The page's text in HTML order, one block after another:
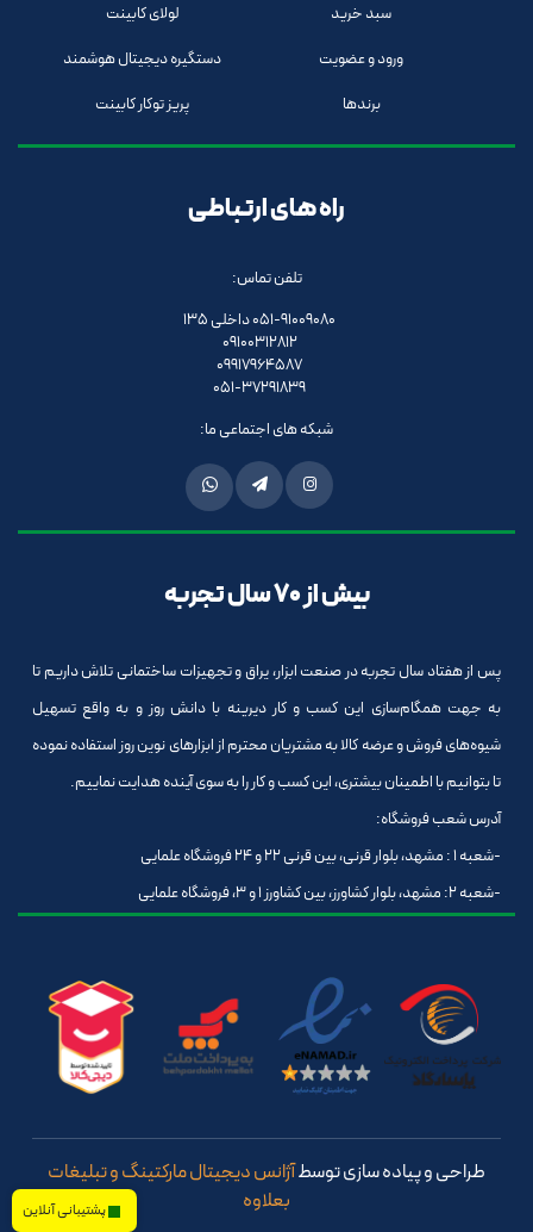
سبد خرید
ورود و عضویت
برندها
لولای کابینت
دستگیره دیجیتال هوشمند
پریز توکار کابینت
راه های ارتباطی
تلفن تماس:
051-91009080 داخلی 135
09100312812
09917964587
051-37291839
شبکه های اجتماعی ما:
بیش از 70 سال تجربه
پس از هفتاد سال تجربه در صنعت ابزار، یراق و تجهیزات ساختمانی تلاش داریم تا
به جهت همگام‌سازی این کسب و کار دیرینه با دانش روز و به واقع تسهیل
شیوه‌های فروش و عرضه کالا به مشتریان محترم از ابزارهای نوین روز استفاده نموده
تا بتوانیم با اطمینان بیشتری، این کسب و کار را به سوی آینده هدایت نماییم.
آدرس شعب فروشگاه:
-شعبه 1 : مشهد، بلوار قرنی، بین قرنی 22 و 24 فروشگاه علمایی
-شعبه 2: مشهد، بلوار کشاورز، بین کشاورز 1 و 3، فروشگاه علمایی
طراحی و پیاده سازی توسطآژانس دیجیتال مارکتینگ و تبلیغات
بعلاوه
پشتیبانی آنلاین